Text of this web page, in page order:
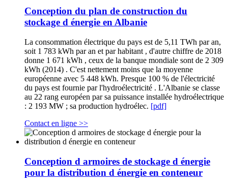
Conception du plan de construction du
stockage d énergie en Albanie
La consommation électrique du pays est de 5,11 TWh par an,
soit 1 783 kWh par an et par habitant , d'autre chiffre de 2018
donne 1 671 kWh , ceux de la banque mondiale sont de 2 309
kWh (2014) . C'est nettement moins que la moyenne
européenne avec 5 448 kWh. Presque 100 % de l'électricité
du pays est fournie par l'hydroélectricité . L'Albanie se classe
au 22 rang européen par sa puissance installée hydroélectrique
: 2 193 MW ; sa production hydroélec. [pdf]
Contact en ligne >>
Conception d armoires de stockage d énergie
pour la distribution d énergie en conteneur